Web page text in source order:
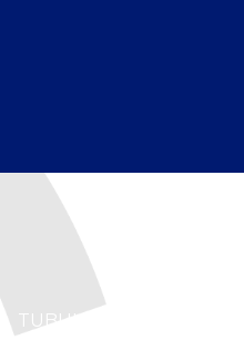
TUBULARES